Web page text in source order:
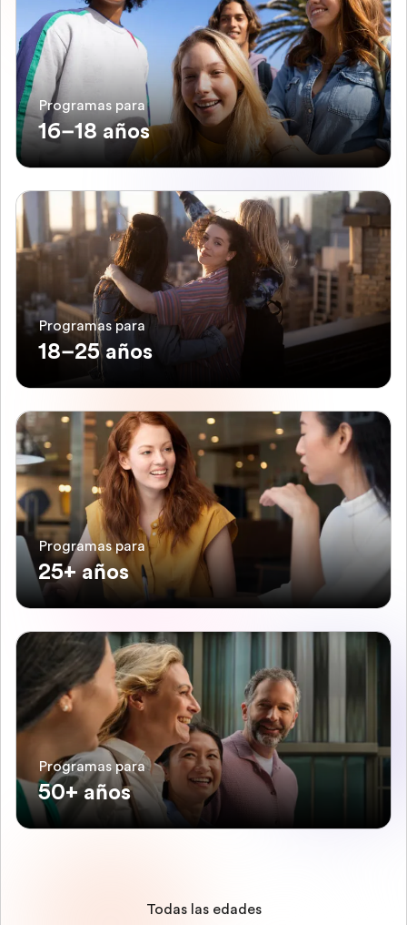
Programas para
16–18 años
Programas para
18–25 años
Programas para
25+ años
Programas para
50+ años
Todas las edades